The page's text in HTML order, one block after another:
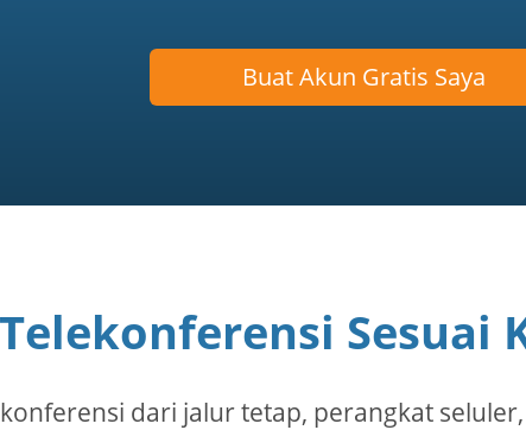
Buat Akun Gratis Saya
Telekonferensi Sesuai
dari jalur tetap, perangkat